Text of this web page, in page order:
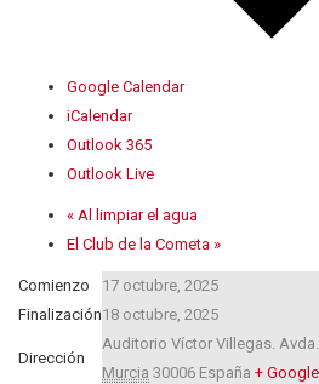
Google Calendar
iCalendar
Outlook 365
Outlook Live
« Al limpiar el agua
El Club de la Cometa »
Comienzo
17 octubre, 2025
Finalización18 octubre, 2025
Dirección
Auditorio Víctor Villegas.
Murcia 30006 España +